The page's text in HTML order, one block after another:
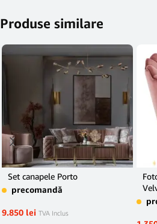
Produse similare
Set canapele Porto
precomandă
9.850 lei TVA Inclus